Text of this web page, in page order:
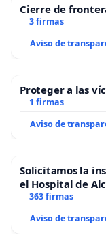
Cierre de
3 firmas
Aviso de
Proteger a las
1 firmas
Aviso de
Solicitamos la
el Hospital de
363 firmas
Aviso de